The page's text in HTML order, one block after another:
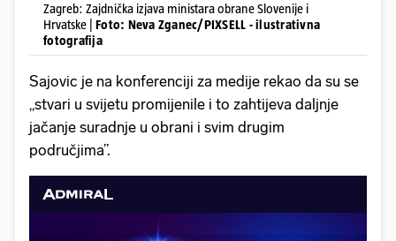
Zagreb: Zajdnička izjava ministara obrane Slovenije i
Hrvatske | Foto: Neva Zganec/PIXSELL - ilustrativna
fotografija
Sajovic je na konferenciji za medije rekao da su se
„stvari u svijetu promijenile i to zahtijeva daljnje
jačanje suradnje u obrani i svim drugim
područjima”.